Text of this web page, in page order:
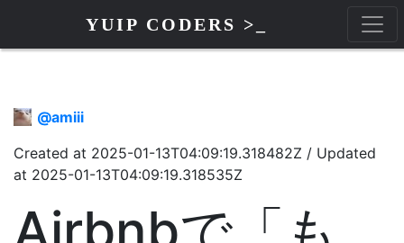
YUIP CODERS >_
@amiii
Created at 2025-01-13T04:09:19.318482Z / Updated
at 2025-01-13T04:09:19.318535Z